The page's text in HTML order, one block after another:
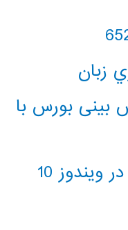
زبان
بینی بورس با